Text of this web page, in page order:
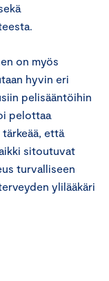
on myös
hyvin eri
pelisääntöihin
pelottaa
että
sitoutuvat
turvalliseen
ylilääkäri